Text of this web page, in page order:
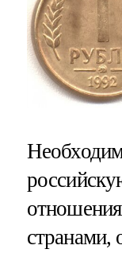
странами,